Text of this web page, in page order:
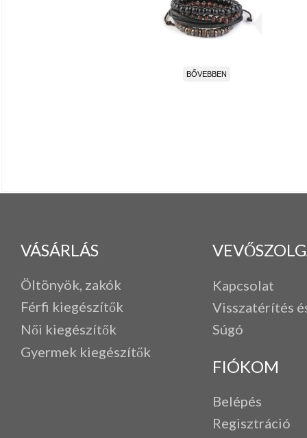
BŐVEBBEN
VÁSÁRLÁS
Öltönyök, zakók
Férfi kiegészítők
Női kiegészítők
Gyermek kiegészítők
Kapcsolat
Visszatérítés
Súgó
FIÓKOM
Belépés
Regisztráció